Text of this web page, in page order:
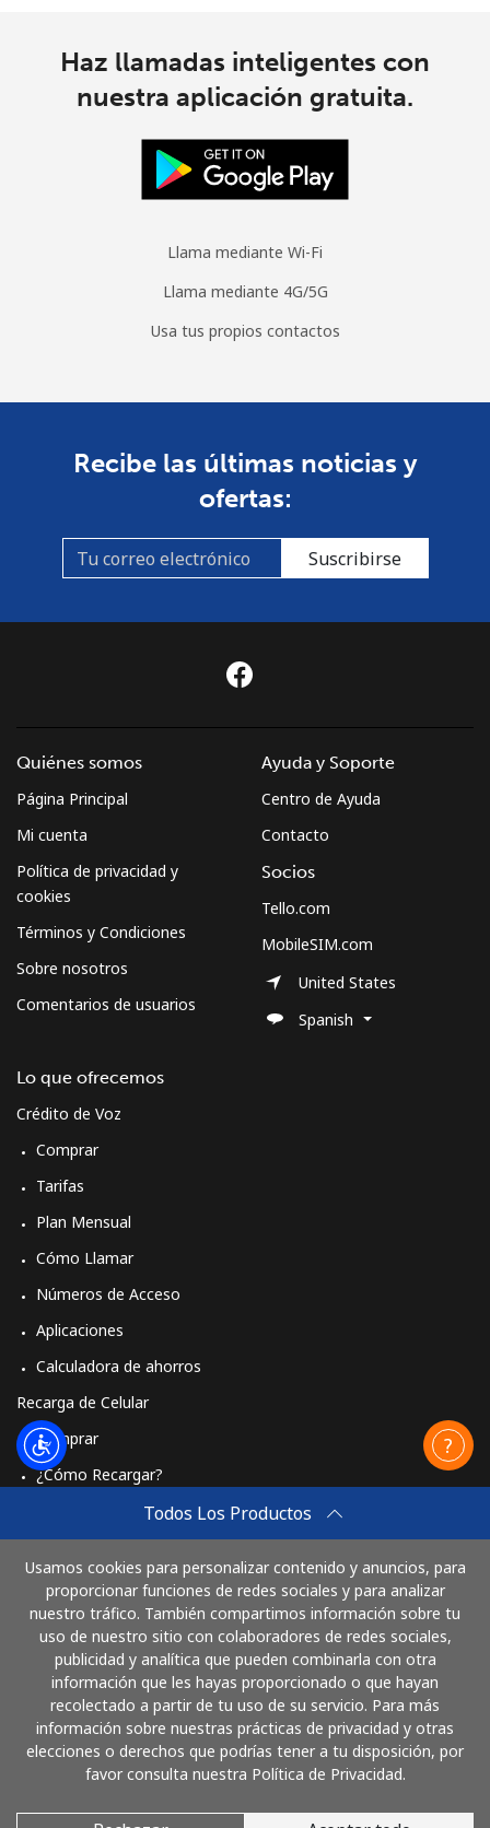
Haz llamadas inteligentes con
nuestra aplicación gratuita.
Llama mediante Wi-Fi
Llama mediante 4G/5G
Usa tus propios contactos
Recibe las últimas noticias y
ofertas:
Suscribirse
Todos Los Productos
Usamos cookies para personalizar contenido y anuncios, para
proporcionar funciones de redes sociales y para analizar
nuestro tráfico. También compartimos información sobre tu
uso de nuestro sitio con colaboradores de redes sociales,
publicidad y analítica que pueden combinarla con otra
información que les hayas proporcionado o que hayan
recolectado a partir de tu uso de su servicio. Para más
información sobre nuestras prácticas de privacidad y otras
elecciones o derechos que podrías tener a tu disposición, por
favor consulta nuestra Política de Privacidad.
Quiénes somos
Página Principal
Mi cuenta
Política de privacidad y
cookies
Términos y Condiciones
Sobre nosotros
Comentarios de usuarios
Lo que ofrecemos
Crédito de Voz
Comprar
Tarifas
Plan Mensual
Cómo Llamar
Números de Acceso
Aplicaciones
Calculadora de ahorros
Recarga de Celular
Comprar
¿Cómo Recargar?
Cómo funciona
Ayuda y Soporte
Centro de Ayuda
Contacto
Socios
Tello.com
MobileSIM.com
United States
Spanish
Paga con